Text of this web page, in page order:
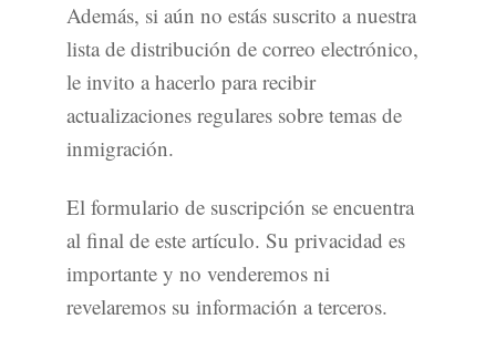
Además, si aún no estás suscrito a nuestra
lista de distribución de correo electrónico,
le invito a hacerlo para recibir
actualizaciones regulares sobre temas de
inmigración.
El formulario de suscripción se encuentra
al final de este artículo. Su privacidad es
importante y no venderemos ni
revelaremos su información a terceros.